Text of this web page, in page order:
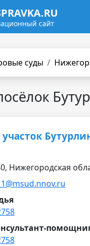
сайт
суды
Нижегородская